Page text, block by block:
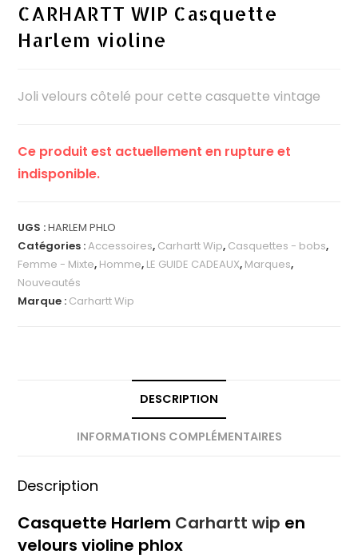
CARHARTT WIP Casquette
Harlem violine
Joli velours côtelé pour cette casquette vintage
Ce produit est actuellement en rupture et
indisponible.
UGS :HARLEM PHLO
Catégories :Accessoires, Carhartt Wip, Casquettes - bobs,
Femme - Mixte, Homme, LE GUIDE CADEAUX, Marques,
Nouveautés
Marque : Carhartt Wip
DESCRIPTION
INFORMATIONS COMPLÉMENTAIRES
Description
Casquette Harlem Carhartt wip en
velours violine phlox